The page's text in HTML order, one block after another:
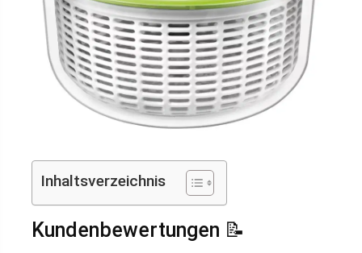
Inhaltsverzeichnis
Kundenbewertungen 📝